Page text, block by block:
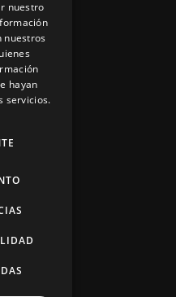
nuestro
nuestros
hayan
servicios.